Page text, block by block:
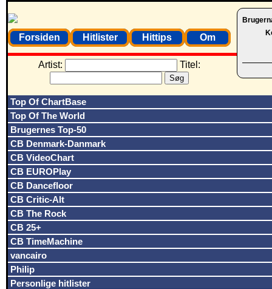
Forsiden Hitlister Hittips Om
Artist: Titel:
Top Of ChartBase
Top Of The World
Brugernes Top-50
CB Denmark-Danmark
CB VideoChart
CB EUROPlay
CB Dancefloor
CB Critic-Alt
CB The Rock
CB 25+
CB TimeMachine
vancairo
Philip
Personlige hitlister